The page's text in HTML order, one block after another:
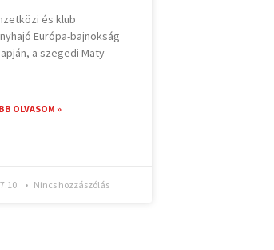
és klub
Európa-bajnokság
a szegedi Maty-
OLVASOM »
Nincs hozzászólás